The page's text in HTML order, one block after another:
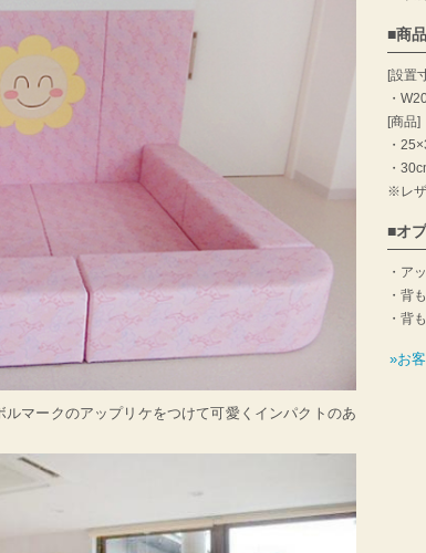
マークのアップリケをつけて可愛くインパクトのあ
商
[設置
[商品]
※レザ
オ
ア
背
背
»お